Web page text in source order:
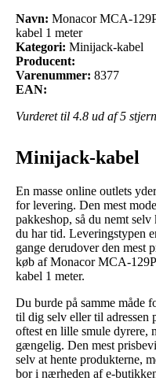
Navn: Monacor MCA-
kabel 1 meter
Kategori: Minijack-kabel
Producent:
Varenummer: 8377
EAN:
Vurderet til 4.8 ud af 5
Minijack-kabel
En masse online outlets
for levering. Den mest
pakkeshop, så du nemt
du har tid. Leveringstypen
gange derudover den mest
køb af Monacor MCA-
kabel 1 meter.
Du burde på samme måde
til dig selv eller til adressen
oftest en lille smule dyrere,
gængelig. Den mest
selv at hente produkterne,
bor i nærheden af e-